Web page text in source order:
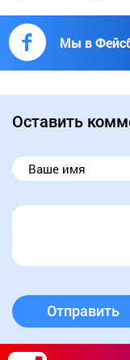
Мы в
Оставить
Отправить